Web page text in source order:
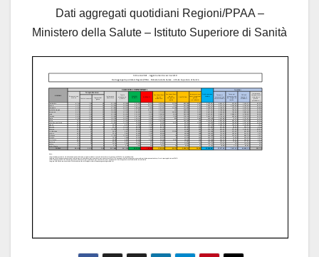
Dati aggregati quotidiani Regioni/PPAA –
Ministero della Salute – Istituto Superiore di Sanità